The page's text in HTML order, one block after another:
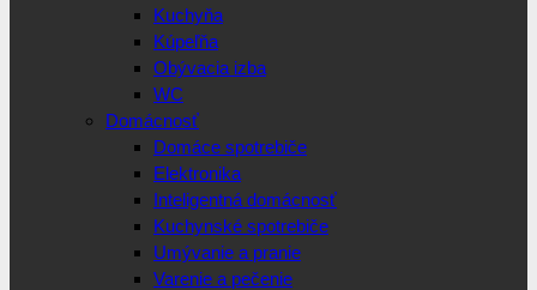
Kuchyňa
Kúpeľňa
Obývacia izba
WC
Domácnosť
Domáce spotrebiče
Elektronika
Inteligentná domácnosť
Kuchynské spotrebiče
Umývanie a pranie
Varenie a pečenie